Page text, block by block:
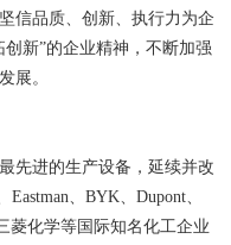
信品质、创新、执行力为企
新”的企业精神，不断加强
展。
先进的生产设备，延续并改
、BYK、Dupont、
菱化学等国际知名化工企业